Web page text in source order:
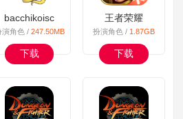
bacchikoisc
演角色 / 247.50MB
下载
王者荣耀
扮演角色 /1.87GB
下载